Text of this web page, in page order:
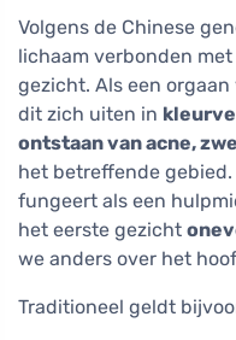
Volgens de Chinese
lichaam verbonden
gezicht. Als een
dit zich uiten in
ontstaan van acne,
het betreffende
fungeert als een
het eerste gezicht
we anders over het
Traditioneel geldt